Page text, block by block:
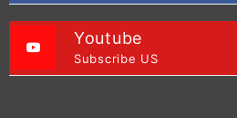
Youtube
Subscribe US